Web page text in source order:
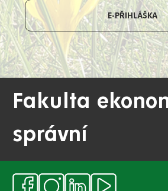
E-PŘIHLÁŠKA
Fakulta
správní